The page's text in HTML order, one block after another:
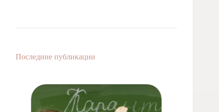
Последние публикации